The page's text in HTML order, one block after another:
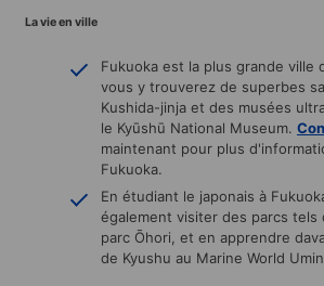
La vie en ville
Fukuoka est la plus grande ville
vous y trouverez de superbes
Kushida-jinja et des musées
le Kyūshū National Museum.
maintenant pour plus
Fukuoka.
En étudiant le japonais à
également visiter des parcs tels
parc Ōhori, et en apprendre
de Kyushu au Marine World